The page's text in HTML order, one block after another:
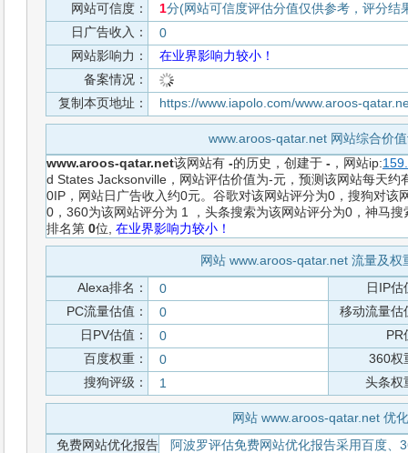
网站可信度：
1分(网站可信度评估分值仅供参考，评分结
日广告收入：
0
网站影响力：
在业界影响力较小！
备案情况：
复制本页地址：
https://www.iapolo.com/www.aroos-
www.aroos-qatar.net 网站综合价
www.aroos-qatar.net该网站有 -的历史，创建于 - ，网站ip:
d States Jacksonville，网站评估价值为-元，预测该网站每天约
0IP，网站日广告收入约0元。谷歌对该网站评分为0，搜狗对该
0，360为该网站评分为 1 ，头条搜索为该网站评分为0，神马
排名第 0位, 在业界影响力较小！
网站 www.aroos-qatar.net 流量及权
Alexa排名：
0
日IP估
PC流量估值：
0
移动流量估
日PV估值：
0
PR
百度权重：
0
360权
搜狗评级：
1 头条权
网站 www.aroos-qatar.net 优
免费网站优化报告
阿波罗评估免费网站优化报告采用百度、